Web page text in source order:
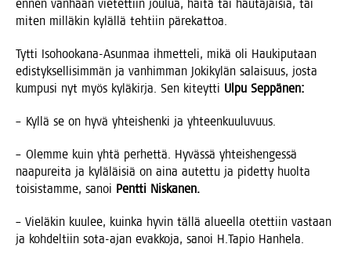
ennen van­haan vie­tet­tiin jou­lua, häi­tä tai hau­ta­jai­sia, tai
miten mil­lä­kin kyläl­lä teh­tiin pärekattoa.
Tyt­ti Iso­hoo­ka­na-Asun­maa ihmet­te­li, mikä oli Hau­ki­pu­taan
edis­tyk­sel­li­sim­män ja van­him­man Joki­ky­län salai­suus, jos­ta
kum­pusi nyt myös kylä­kir­ja. Sen kiteyt­ti Ulpu Sep­pä­nen:
– Kyl­lä se on hyvä yhteis­hen­ki ja yhteenkuuluvuus.
– Olem­me kuin yhtä per­het­tä. Hyväs­sä yhteis­hen­ges­sä
naa­pu­rei­ta ja kylä­läi­siä on aina autet­tu ja pidet­ty huol­ta
toi­sis­tam­me, sanoi Pent­ti Niskanen.
– Vie­lä­kin kuu­lee, kuin­ka hyvin täl­lä alu­eel­la otet­tiin vas­taan
ja koh­del­tiin sota-ajan evak­ko­ja, sanoi H.Tapio Hanhela.